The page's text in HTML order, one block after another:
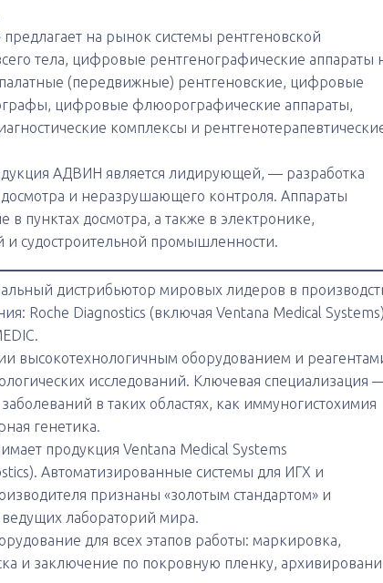
на рынок системы рентгеновской
тела, цифровые рентгенографические аппараты
палатные (передвижные) рентгеновские, цифровые
цифровые флюорографические аппараты,
комплексы и
АДВИН является лидирующей, — разработка
и неразрушающего контроля. Аппараты
пунктах досмотра, а также в электронике,
и судостроительной промышленности.
дистрибьютор мировых лидеров в
Roche Diagnostics (включая Ventana Medical
высокотехнологичным оборудованием и
исследований. Ключевая специализация
в таких областях, как иммуногистохимия
генетика.
продукция Ventana Medical Systems
Автоматизированные системы для ИГХ и
признаны «золотым стандартом» и
лабораторий мира.
для всех этапов работы: маркировка,
и заключение по покровную пленку,